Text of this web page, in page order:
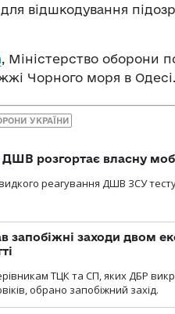
відшкодування
, Міністерство оборони
Чорного моря в Одесі.
УКРАЇНИ
ДШВ розгортає власну
реагування ДШВ ЗСУ
запобіжні заходи двом
ТЦК та СП, яких ДБР
обрано запобіжний захід.